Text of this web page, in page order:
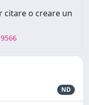
citare o creare un
ND